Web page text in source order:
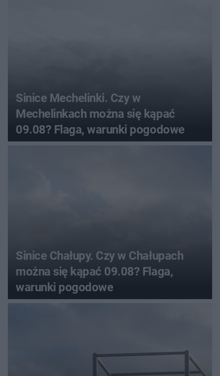
Sinice Mechelinki. Czy w
Mechelinkach można się kąpać
09.08? Flaga, warunki pogodowe
Sinice Chałupy. Czy w Chałupach
można się kąpać 09.08? Flaga,
warunki pogodowe